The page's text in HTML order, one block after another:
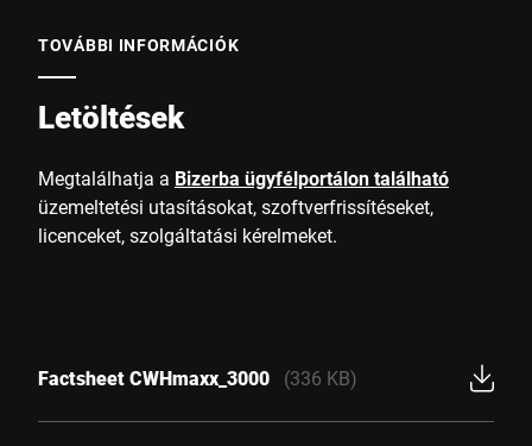
TOVÁBBI INFORMÁCIÓK
Letöltések
Megtalálhatja a Bizerba ügyfélportálon található
üzemeltetési utasításokat, szoftverfrissítéseket,
licenceket, szolgáltatási kérelmeket.
Factsheet CWHmaxx_3000 (336 KB)